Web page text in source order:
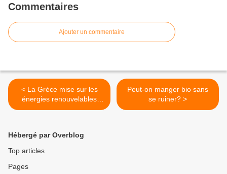
Commentaires
Ajouter un commentaire
< La Grèce mise sur les
énergies renouvelables
pour relancer son économie
Peut-on manger bio sans
se ruiner? >
Hébergé par Overblog
Top articles
Pages